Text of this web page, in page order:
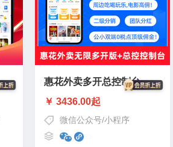
惠花外卖多开总控制台
￥ 3436.00起
微信公众号/小程序